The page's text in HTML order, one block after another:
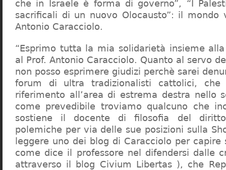
che in Israele è forma di governo”, “I
sacrificali di un nuovo Olocausto”: il mondo
Antonio Caracciolo.
“Esprimo tutta la mia solidarietà insieme
al Prof. Antonio Caracciolo. Quanto al servo
non posso esprimere giudizi perchè sarei
forum di ultra tradizionalisti cattolici,
riferimento all’area di estrema destra nello
come prevedibile troviamo qualcuno che
sostiene il docente di filosofia del
polemiche per via delle sue posizioni sulla
leggere uno dei blog di Caracciolo per
come dice il professore nel difendersi dalle
attraverso il blog Civium Libertas ), che